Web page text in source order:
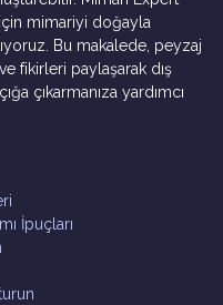
mimariyi doğayla
Bu makalede, peyzaj
fikirleri paylaşarak dış
çıkarmanıza yardımcı
İpuçları